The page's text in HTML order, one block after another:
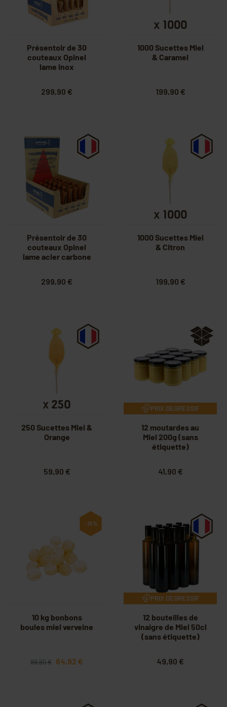
Présentoir de 30
couteaux Opinel
lame inox
299,90 €
1000 Sucettes Miel
& Caramel
199,90 €
Présentoir de 30
couteaux Opinel
lame acier carbone
299,90 €
1000 Sucettes Miel
& Citron
199,90 €
250 Sucettes Miel &
Orange
59,90 €
PRIX DEGRESSIF
12 moutardes au
Miel 200g (sans
étiquette)
41,90 €
-15%
10 kg bonbons
boules miel verveine
99,90 € 84,92 €
PRIX DEGRESSIF
12 bouteilles de
vinaigre de Miel 50cl
(sans étiquette)
49,90 €